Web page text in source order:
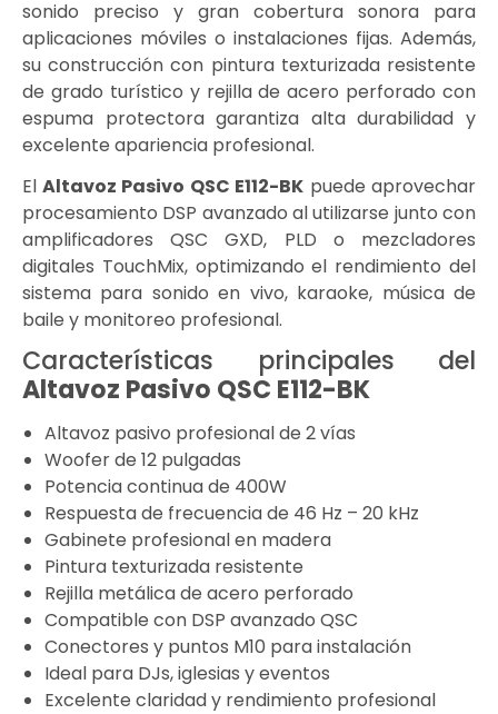
sonido preciso y gran cobertura sonora para
aplicaciones móviles o instalaciones fijas. Además,
su construcción con pintura texturizada resistente
de grado turístico y rejilla de acero perforado con
espuma protectora garantiza alta durabilidad y
excelente apariencia profesional.
El Altavoz Pasivo QSC E112-BK puede aprovechar
procesamiento DSP avanzado al utilizarse junto con
amplificadores QSC GXD, PLD o mezcladores
digitales TouchMix, optimizando el rendimiento del
sistema para sonido en vivo, karaoke, música de
baile y monitoreo profesional.
Características principales del
Altavoz Pasivo QSC E112-BK
Altavoz pasivo profesional de 2 vías
Woofer de 12 pulgadas
Potencia continua de 400W
Respuesta de frecuencia de 46 Hz – 20 kHz
Gabinete profesional en madera
Pintura texturizada resistente
Rejilla metálica de acero perforado
Compatible con DSP avanzado QSC
Conectores y puntos M10 para instalación
Ideal para DJs, iglesias y eventos
Excelente claridad y rendimiento profesional